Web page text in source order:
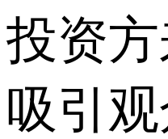
投资
吸引